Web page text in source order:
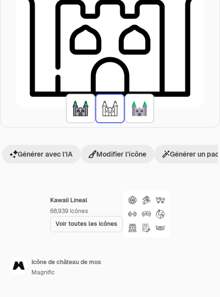
Kawaii Lineal
68,939 Icônes
Voir toutes les icônes
Générer avec l’IA Modifier l’icône Générer un
Icône de château de mos
Magnific